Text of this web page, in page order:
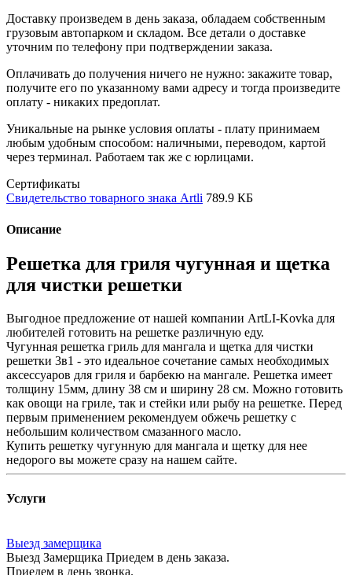
Доставку произведем в день заказа, обладаем собственным
грузовым автопарком и складом. Все детали о доставке
уточним по телефону при подтверждении заказа.
Оплачивать до получения ничего не нужно: закажите товар,
получите его по указанному вами адресу и тогда произведите
оплату - никаких предоплат.
Уникальные на рынке условия оплаты - плату принимаем
любым удобным способом: наличными, переводом, картой
через терминал. Работаем так же с юрлицами.
Сертификаты
Свидетельство товарного знака Artli 789.9 КБ
Описание
Решетка для гриля чугунная и щетка
для чистки решетки
Выгодное предложение от нашей компании ArtLI-Kovka для
любителей готовить на решетке различную еду.
Чугунная решетка гриль для мангала и щетка для чистки
решетки 3в1 - это идеальное сочетание самых необходимых
аксессуаров для гриля и барбекю на мангале. Решетка имеет
толщину 15мм, длину 38 см и ширину 28 см. Можно готовить
как овощи на гриле, так и стейки или рыбу на решетке. Перед
первым применением рекомендуем обжечь решетку с
небольшим количеством смазанного масло.
Купить решетку чугунную для мангала и щетку для нее
недорого вы можете сразу на нашем сайте.
Услуги
Выезд замерщика
Выезд Замерщика Приедем в день заказа.
Приедем в день звонка.